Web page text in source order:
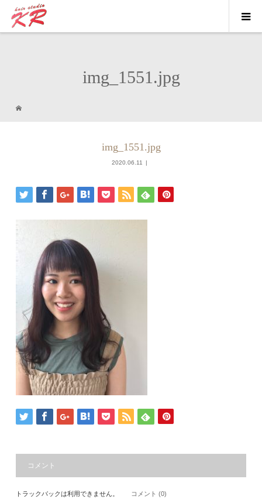
img_1551.jpg
img_1551.jpg
2020.06.11
コメント
トラックバックは利用できません。 コメント (0)